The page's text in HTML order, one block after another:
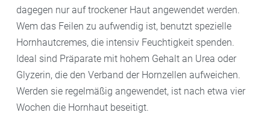
dagegen nur auf trockener Haut angewendet werden.
Wem das Feilen zu aufwendig ist, benutzt spezielle
Hornhautcremes, die intensiv Feuchtigkeit spenden.
Ideal sind Präparate mit hohem Gehalt an Urea oder
Glyzerin, die den Verband der Hornzellen aufweichen.
Werden sie regelmäßig angewendet, ist nach etwa vier
Wochen die Hornhaut beseitigt.